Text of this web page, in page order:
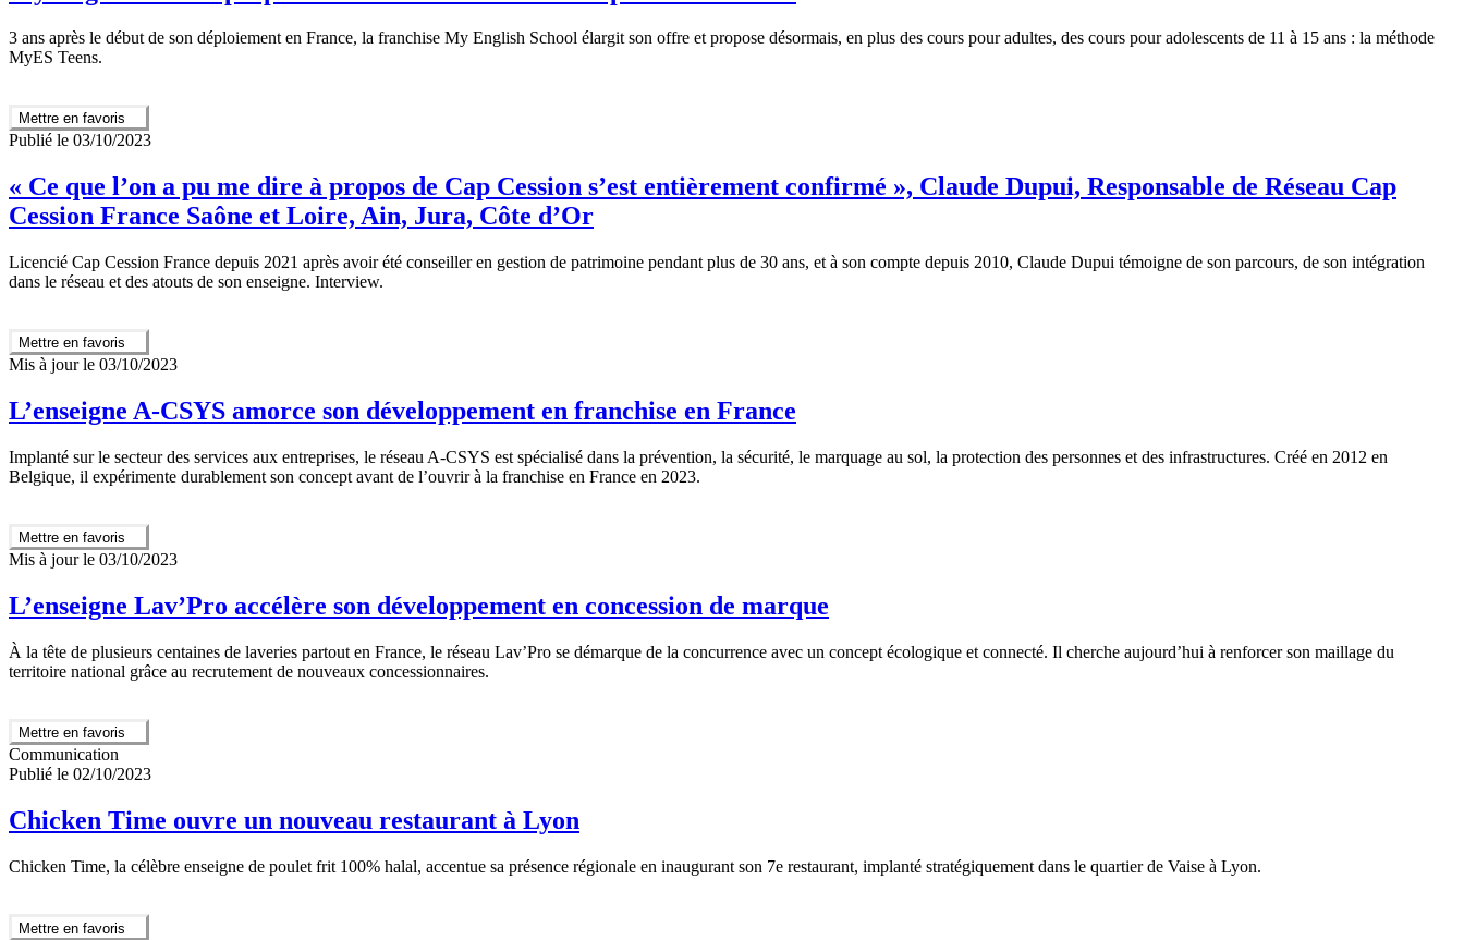
3 ans après le début de son déploiement en France, la franchise My English School élargit son offre et propose désormais, en plus des cours pour adultes, des cours pour adolescents de 11 à 15 ans : la méthode
MyES Teens.
Mettre en favoris
Publié le 03/10/2023
« Ce que l’on a pu me dire à propos de Cap Cession s’est entièrement confirmé », Claude Dupui, Responsable de Réseau Cap
Cession France Saône et Loire, Ain, Jura, Côte d’Or
Licencié Cap Cession France depuis 2021 après avoir été conseiller en gestion de patrimoine pendant plus de 30 ans, et à son compte depuis 2010, Claude Dupui témoigne de son parcours, de son intégration
dans le réseau et des atouts de son enseigne. Interview.
Mettre en favoris
Mis à jour le 03/10/2023
L’enseigne A-CSYS amorce son développement en franchise en France
Implanté sur le secteur des services aux entreprises, le réseau A-CSYS est spécialisé dans la prévention, la sécurité, le marquage au sol, la protection des personnes et des infrastructures. Créé en 2012 en
Belgique, il expérimente durablement son concept avant de l’ouvrir à la franchise en France en 2023.
Mettre en favoris
Mis à jour le 03/10/2023
L’enseigne Lav’Pro accélère son développement en concession de marque
À la tête de plusieurs centaines de laveries partout en France, le réseau Lav’Pro se démarque de la concurrence avec un concept écologique et connecté. Il cherche aujourd’hui à renforcer son maillage du
territoire national grâce au recrutement de nouveaux concessionnaires.
Mettre en favoris
Communication
Publié le 02/10/2023
Chicken Time ouvre un nouveau restaurant à Lyon
Chicken Time, la célèbre enseigne de poulet frit 100% halal, accentue sa présence régionale en inaugurant son 7e restaurant, implanté stratégiquement dans le quartier de Vaise à Lyon.
Mettre en favoris